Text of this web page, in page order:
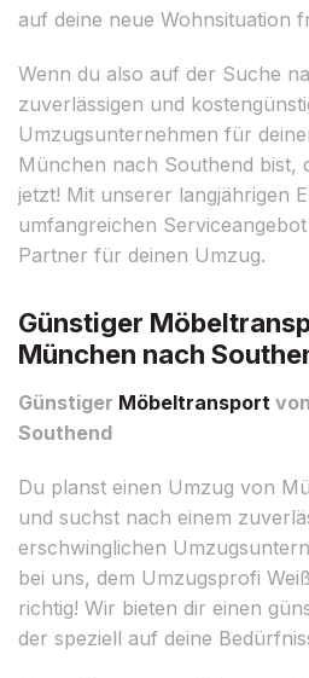
auf deine neue Wohnsituation
Wenn du also auf der Suche
zuverlässigen und
Umzugsunternehmen für
München nach Southend bist,
jetzt! Mit unserer langjährigen
umfangreichen
Partner für deinen Umzug.
Günstiger
München nach
Günstiger Möbeltransport
Southend
Du planst einen Umzug von
und suchst nach einem
erschwinglichen
bei uns, dem Umzugsprofi
richtig! Wir bieten dir einen
der speziell auf deine